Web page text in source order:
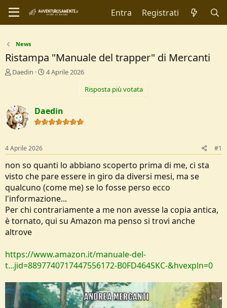
Entra Registrati
News
Ristampa "Manuale del trapper" di Mercanti
C
t
o
r
D
i
s
u
s
s
i
o
n
e
Daedin
D
d
i
I
z
i
4 Aprile 2026
Risposta più votata
Daedin
4 Aprile 2026 #1
non so quanti lo abbiano scoperto prima di me, ci sta
visto che pare essere in giro da diversi mesi, ma se
qualcuno (come me) se lo fosse perso ecco
l'informazione...
Per chi contrariamente a me non avesse la copia antica,
è tornato, qui su Amazon ma penso si trovi anche
altrove
https://www.amazon.it/manuale-del-
t...jid=8897740717447556172-B0FD464SKC-&hvexpln=0